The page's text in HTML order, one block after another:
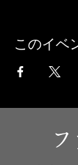
このイベ